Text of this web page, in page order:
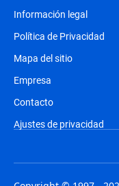
Información legal
Política de Privacidad
Mapa del sitio
Empresa
Contacto
Ajustes de privacidad